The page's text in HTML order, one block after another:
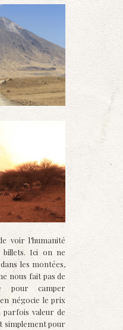
voir l’humanité
billets. Ici on ne
les montées,
nous fait pas de
pour camper
négocie le prix
valeur de
simplement pour